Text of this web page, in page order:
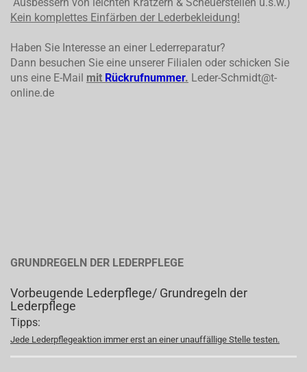
Kein komplettes Einfärben der Lederbekleidung!
Haben Sie Interesse an einer Lederreparatur?
Dann besuchen Sie eine unserer Filialen oder schicken Sie
uns eine E-Mail mit Rückrufnummer. Leder-Schmidt@t-
online.de
GRUNDREGELN DER LEDERPFLEGE
Vorbeugende Lederpflege/ Grundregeln der
Lederpflege
Tipps:
Jede Lederpflegeaktion immer erst an einer unauffällige Stelle testen.